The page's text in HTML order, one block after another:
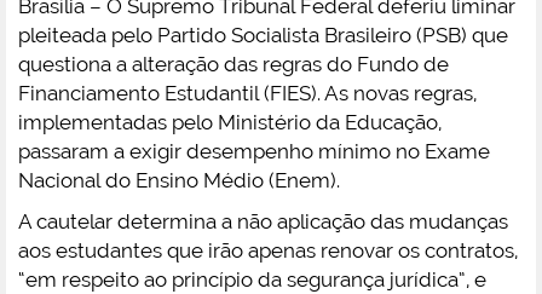
Brasília – O Supremo Tribunal Federal deferiu liminar
pleiteada pelo Partido Socialista Brasileiro (PSB) que
questiona a alteração das regras do Fundo de
Financiamento Estudantil (FIES). As novas regras,
implementadas pelo Ministério da Educação,
passaram a exigir desempenho mínimo no Exame
Nacional do Ensino Médio (Enem).
A cautelar determina a não aplicação das mudanças
aos estudantes que irão apenas renovar os contratos,
“em respeito ao princípio da segurança jurídica”, e